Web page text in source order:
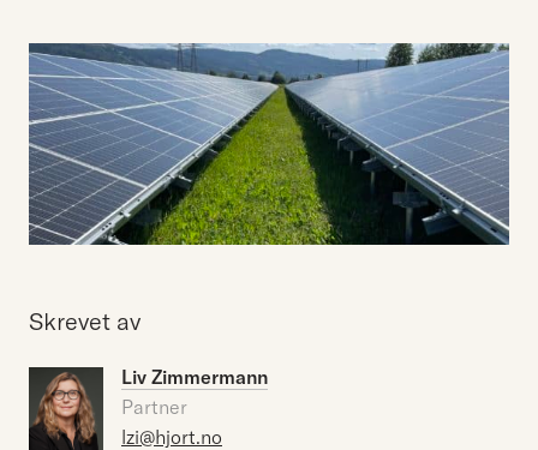
Skrevet av
Liv Zimmermann
Partner
lzi@hjort.no